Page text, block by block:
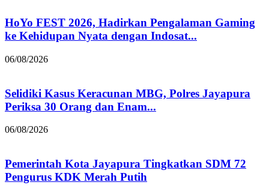
HoYo FEST 2026, Hadirkan Pengalaman Gaming
ke Kehidupan Nyata dengan Indosat...
06/08/2026
Selidiki Kasus Keracunan MBG, Polres Jayapura
Periksa 30 Orang dan Enam...
06/08/2026
Pemerintah Kota Jayapura Tingkatkan SDM 72
Pengurus KDK Merah Putih